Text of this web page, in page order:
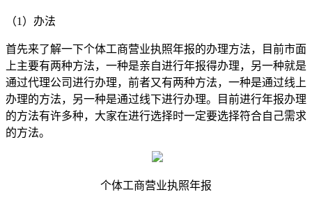
（1）办法
首先来了解一下个体工商营业执照年报的办理方法，目前市面
上主要有两种方法，一种是亲自进行年报得办理，另一种就是
通过代理公司进行办理，前者又有两种方法，一种是通过线上
办理的方法，另一种是通过线下进行办理。目前进行年报办理
的方法有许多种，大家在进行选择时一定要选择符合自己需求
的方法。
个体工商营业执照年报